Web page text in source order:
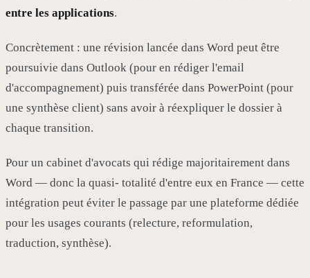
entre les applications.
Concrètement : une révision lancée dans Word peut être
poursuivie dans Outlook (pour en rédiger l'email
d'accompagnement) puis transférée dans PowerPoint (pour
une synthèse client) sans avoir à réexpliquer le dossier à
chaque transition.
Pour un cabinet d'avocats qui rédige majoritairement dans
Word — donc la quasi- totalité d'entre eux en France — cette
intégration peut éviter le passage par une plateforme dédiée
pour les usages courants (relecture, reformulation,
traduction, synthèse).